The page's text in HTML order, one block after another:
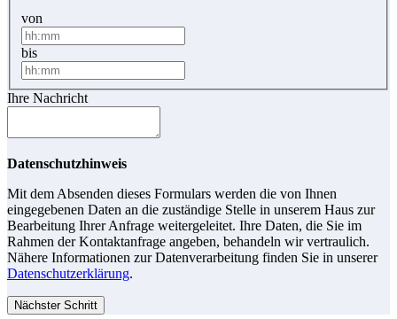
von
bis
Ihre Nachricht
Datenschutzhinweis
Mit dem Absenden dieses Formulars werden die von Ihnen
eingegebenen Daten an die zuständige Stelle in unserem Haus zur
Bearbeitung Ihrer Anfrage weitergeleitet. Ihre Daten, die Sie im
Rahmen der Kontaktanfrage angeben, behandeln wir vertraulich.
Nähere Informationen zur Datenverarbeitung finden Sie in unserer
Datenschutzerklärung.
Nächster Schritt